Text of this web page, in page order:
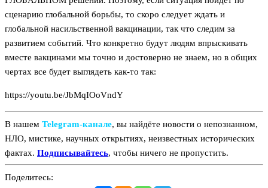
сценарию глобальной борьбы, то скоро следует ждать и
глобальной насильственной вакцинации, так что следим за
развитием событий. Что конкретно будут людям впрыскивать
вместе вакцинами мы точно и достоверно не знаем, но в общих
чертах все будет выглядеть как-то так:
https://youtu.be/JbMqIOoVndY
В нашем Telegram‑канале, вы найдёте новости о непознанном,
НЛО, мистике, научных открытиях, неизвестных исторических
фактах. Подписывайтесь, чтобы ничего не пропустить.
Поделитесь: